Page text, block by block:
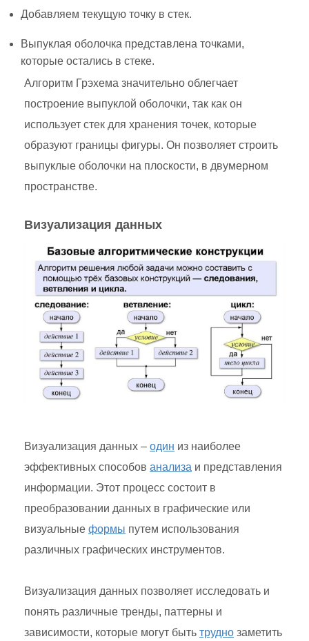
Добавляем текущую точку в стек.
Выпуклая оболочка представлена точками,
которые остались в стеке.
Алгоритм Грэхема значительно облегчает
построение выпуклой оболочки, так как он
использует стек для хранения точек, которые
образуют границы фигуры. Он позволяет строить
выпуклые оболочки на плоскости, в двумерном
пространстве.
Визуализация данных
Визуализация данных – один из наиболее
эффективных способов анализа и представления
информации. Этот процесс состоит в
преобразовании данных в графические или
визуальные формы путем использования
различных графических инструментов.
Визуализация данных позволяет исследовать и
понять различные тренды, паттерны и
зависимости, которые могут быть трудно заметить